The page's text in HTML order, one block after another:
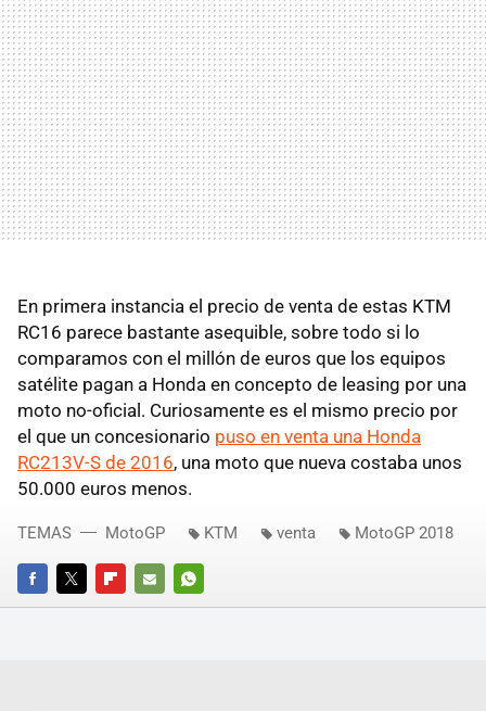
En primera instancia el precio de venta de estas KTM
RC16 parece bastante asequible, sobre todo si lo
comparamos con el millón de euros que los equipos
satélite pagan a Honda en concepto de leasing por una
moto no-oficial. Curiosamente es el mismo precio por
el que un concesionario puso en venta una Honda
RC213V-S de 2016, una moto que nueva costaba unos
50.000 euros menos.
FACEBOOKTWITTERFLIPBOARD
E-
WHATSAPP
TEMAS MotoGP KTM venta MotoGP 2018